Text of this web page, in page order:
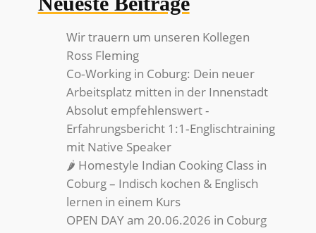
Wir trauern um unseren Kollegen
Ross Fleming
Co‑Working in Coburg: Dein neuer
Arbeitsplatz mitten in der Innenstadt
Absolut empfehlenswert -
Erfahrungsbericht 1:1‑Englischtraining
mit Native Speaker
🌶️ Homestyle Indian Cooking Class in
Coburg – Indisch kochen & Englisch
lernen in einem Kurs
OPEN DAY am 20.06.2026 in Coburg